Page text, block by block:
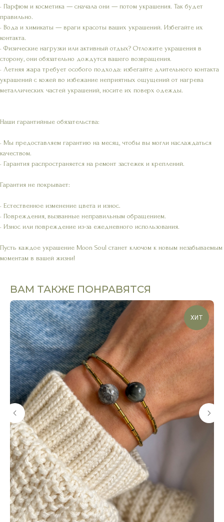
• Парфюм и косметика — сначала они — потом украшения. Так будет
правильно.
• Вода и химикаты — враги красоты ваших украшений. Избегайте их
контакта.
• Физические нагрузки или активный отдых? Отложите украшения в
сторону, они обязательно дождутся вашего возвращения.
• Летняя жара требует особого подхода: избегайте длительного контакта
украшений с кожей во избежание неприятных ощущений от нагрева
металлических частей украшений, носите их поверх одежды.
Наши гарантийные обязательства:
• Мы предоставляем гарантию на месяц, чтобы вы могли наслаждаться
качеством.
• Гарантия распространяется на ремонт застежек и креплений.
Гарантия не покрывает:
• Естественное изменение цвета и износ.
• Повреждения, вызванные неправильным обращением.
• Износ или повреждение из-за ежедневного использования.
Пусть каждое украшение Moon Soul станет ключом к новым незабываемым
моментам в вашей жизни!
ВАМ ТАКЖЕ ПОНРАВЯТСЯ
ХИТ